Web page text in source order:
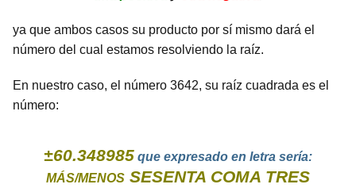
ya que ambos casos su producto por sí mismo dará el
número del cual estamos resolviendo la raíz.
En nuestro caso, el número 3642, su raíz cuadrada es el
número:
±60.348985 que expresado en letra sería:
MÁS/MENOS SESENTA COMA TRES